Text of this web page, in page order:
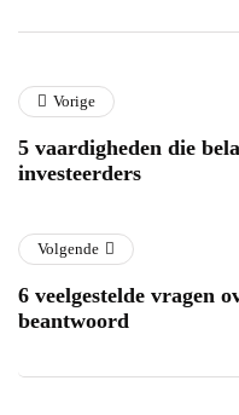
Vorige
5 vaardigheden die
investeerders
Volgende
6 veelgestelde vragen
beantwoord